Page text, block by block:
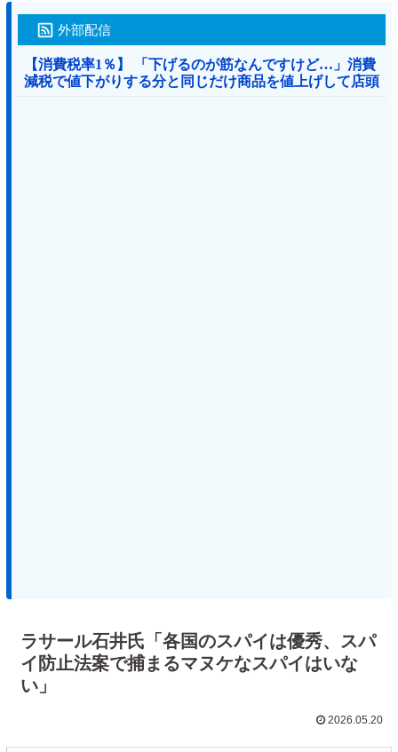
外部配信
【消費税率1％】 「下げるのが筋なんですけど…」消費
減税で値下がりする分と同じだけ商品を値上げして店頭
価格を変えない店も
ラサール石井氏「各国のスパイは優秀、スパ
イ防止法案で捕まるマヌケなスパイはいな
い」
2026.05.20